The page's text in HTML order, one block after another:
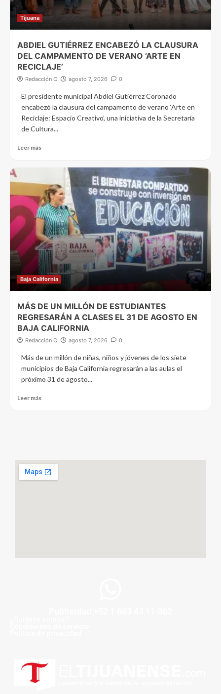
Tijuana
ABDIEL GUTIÉRREZ ENCABEZÓ LA CLAUSURA
DEL CAMPAMENTO DE VERANO ‘ARTE EN
RECICLAJE’
Redacción C agosto 7, 2026 0
El presidente municipal Abdiel Gutiérrez Coronado
encabezó la clausura del campamento de verano ‘Arte en
Reciclaje: Espacio Creativo’, una iniciativa de la Secretaría
de Cultura...
Leer más
Baja California
MÁS DE UN MILLÓN DE ESTUDIANTES
REGRESARÁN A CLASES EL 31 DE AGOSTO EN
BAJA CALIFORNIA
Redacción C agosto 7, 2026 0
Más de un millón de niñas, niños y jóvenes de los siete
municipios de Baja California regresarán a las aulas el
próximo 31 de agosto...
Leer más